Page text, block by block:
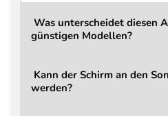
UV-Schutz
bis zu 98 %
Öffnen / Schließen
Über
Was unterscheidet diesen
günstigen Modellen?
Kann der Schirm an den
werden?